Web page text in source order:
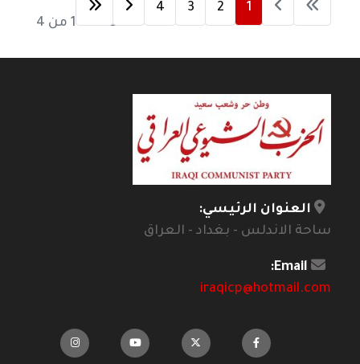
الصفحة 1 من 4
1
2
3
4
العنوان الرئيسي:
ساحة الاندلس - بغداد - العراق
Email:
iraqicp@hotmail.com